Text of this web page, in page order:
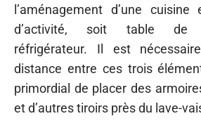
l’aménagement d’une
d’activité, soit table de
réfrigérateur. Il est
distance entre ces trois
primordial de placer des
et d’autres tiroirs près du lave-